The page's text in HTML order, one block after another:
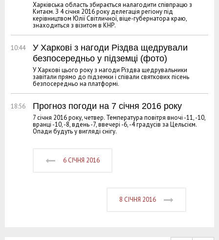
Харківська область збирається налагодити співпрацю з
Китаєм. З 4 січня 2016 року делегація регіону під
керівництвом Юлії Світличної, віце-губернатора краю,
знаходиться з візитом в КНР.
10:44
У Харкові з нагоди Різдва щедрували
безпосередньо у підземці (фото)
У Харкові цього року з нагоди Різдва щедрувальники
завітали прямо до підземки і співали святкових пісень
безпосередньо на платформі.
18:56 Прогноз погоди на 7 січня 2016 року
7 січня 2016 року, четвер. Температура повітря вночі -11, -10,
вранці -10, -8, вдень -7, ввечері -6, -4 градусів за Цельсієм.
Опади будуть у вигляді снігу.
6 СІЧНЯ 2016
8 СІЧНЯ 2016